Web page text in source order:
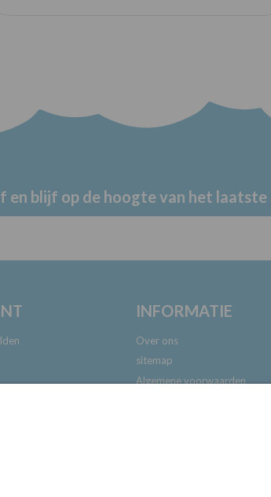
en blijf op de hoogte van het laatste
INFORMATIE
Over ons
sitemap
Algemene voorwaarden